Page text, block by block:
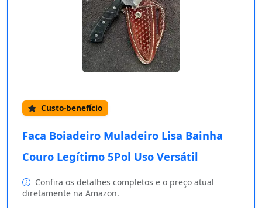
Custo-benefício
Faca Boiadeiro Muladeiro Lisa Bainha
Couro Legítimo 5Pol Uso Versátil
Confira os detalhes completos e o preço atual
diretamente na Amazon.